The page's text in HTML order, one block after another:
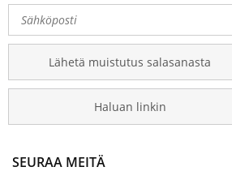
Lähetä muistutus salasanasta
Haluan linkin
SEURAA MEITÄ